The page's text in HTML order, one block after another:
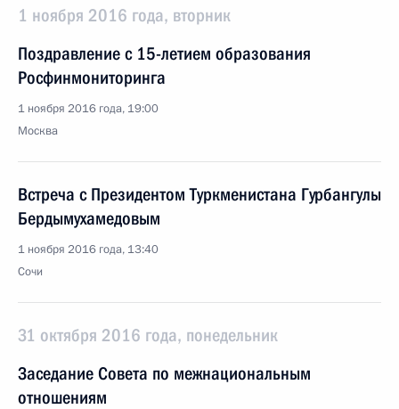
1 ноября 2016 года, вторник
Поздравление с 15-летием образования
Росфинмониторинга
1 ноября 2016 года, 19:00
Москва
Встреча с Президентом Туркменистана Гурбангулы
Бердымухамедовым
1 ноября 2016 года, 13:40
Сочи
31 октября 2016 года, понедельник
Заседание Совета по межнациональным
отношениям